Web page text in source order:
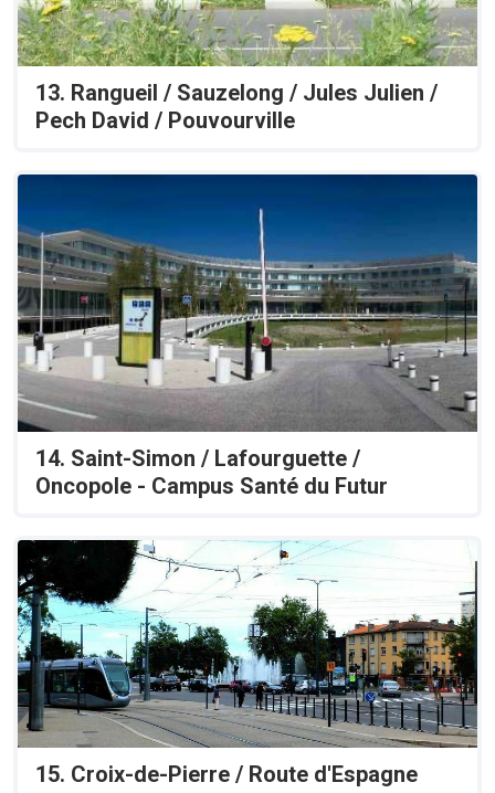
13. Rangueil / Sauzelong / Jules Julien /
Pech David / Pouvourville
14. Saint-Simon / Lafourguette /
Oncopole - Campus Santé du Futur
15. Croix-de-Pierre / Route d'Espagne